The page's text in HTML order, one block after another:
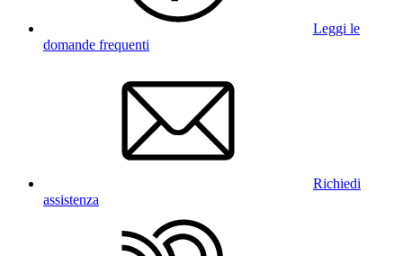
Leggi le
domande frequenti
Richiedi
assistenza